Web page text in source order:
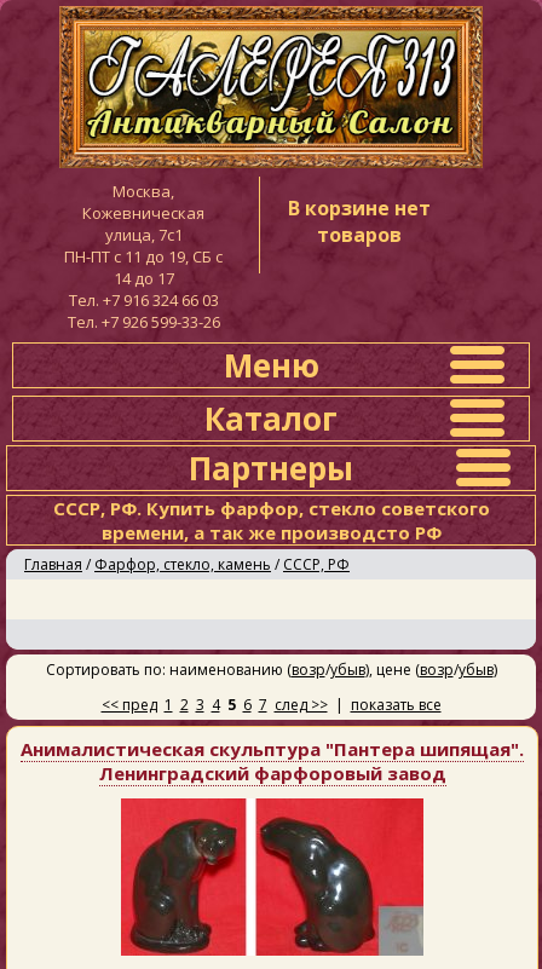
Москва,
Кожевническая
улица, 7с1
ПН-ПТ c 11 до 19, СБ с
14 до 17
Тел. +7 916 324 66 03
Тел. +7 926 599-33-26
В корзине нет
товаров
Меню
Каталог
Партнеры
СССР, РФ. Купить фарфор, стекло советского
времени, а так же производсто РФ
Главная / Фарфор, стекло, камень / СССР, РФ
Сортировать по: наименованию (возр/убыв), цене (возр/убыв)
<< пред 1 2 3 4 5 6 7 след >>| показать все
Анималистическая скульптура "Пантера шипящая".
Ленинградский фарфоровый завод